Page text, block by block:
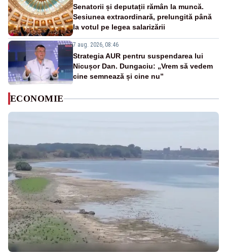
Senatorii și deputații rămân la muncă.
Sesiunea extraordinară, prelungită până
la votul pe legea salarizării
7 aug. 2026, 08:46
Strategia AUR pentru suspendarea lui
Nicușor Dan. Dungaciu: „Vrem să vedem
cine semnează și cine nu”
ECONOMIE